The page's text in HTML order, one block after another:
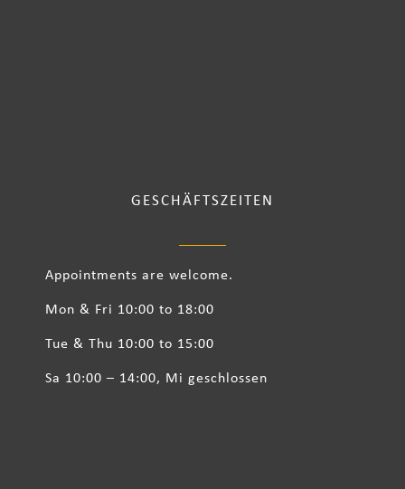
GESCHÄFTSZEITEN
Appointments are welcome.
Mon & Fri 10:00 to 18:00
Tue & Thu 10:00 to 15:00
Sa 10:00 – 14:00, Mi geschlossen